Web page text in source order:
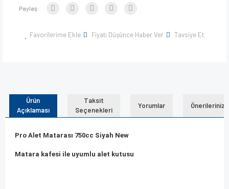
Paylaş:
Favorilerime Ekle Fiyatı Düşünce Haber Ver Tavsiye Et
Ürün
Açıklaması
Taksit
Seçenekleri
Yorumlar Önerileriniz
Pro Alet Matarası 750cc Siyah New
Matara kafesi ile uyumlu alet kutusu